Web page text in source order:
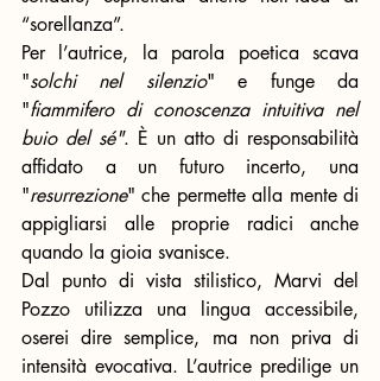
“sorellanza”.
Per l’autrice, la parola poetica scava
"solchi nel silenzio" e funge da
"fiammifero di conoscenza intuitiva nel
buio del sé". È un atto di responsabilità
affidato a un futuro incerto, una
"resurrezione" che permette alla mente di
appigliarsi alle proprie radici anche
quando la gioia svanisce.
Dal punto di vista stilistico, Marvi del
Pozzo utilizza una lingua accessibile,
oserei dire semplice, ma non priva di
intensità evocativa. L’autrice predilige un